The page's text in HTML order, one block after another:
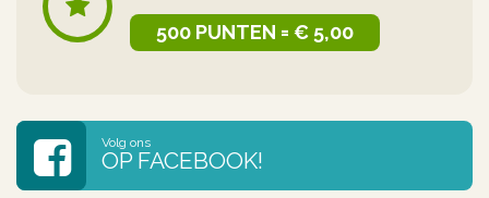
500 PUNTEN = € 5,00
Volg ons
OP FACEBOOK!